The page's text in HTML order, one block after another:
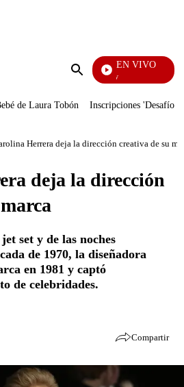
Enviar
EN VIVO
La Finca De Hoy
de Laura Tobón Inscripciones 'Desafío'
Herrera deja la dirección creativa de su
deja la dirección
set y de las noches
de 1970, la diseñadora
en 1981 y captó
de celebridades.
Compartir